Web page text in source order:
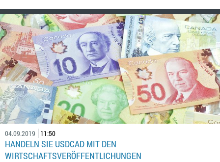
04.09.2019 11:50
HANDELN SIE USDCAD MIT DEN
WIRTSCHAFTSVERÖFFENTLICHUNGEN